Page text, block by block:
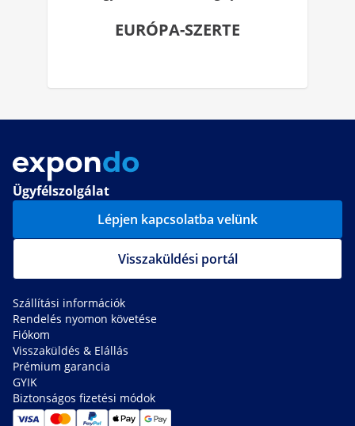
EURÓPA-SZERTE
Ügyfélszolgálat
Lépjen kapcsolatba velünk
Visszaküldési portál
Szállítási információk
Rendelés nyomon követése
Fiókom
Visszaküldés & Elállás
Prémium garancia
GYIK
Biztonságos fizetési módok